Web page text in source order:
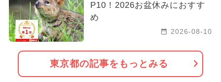
P10！2026お盆休みにおすす
め
2026-08-10
東京都の記事をもっとみる